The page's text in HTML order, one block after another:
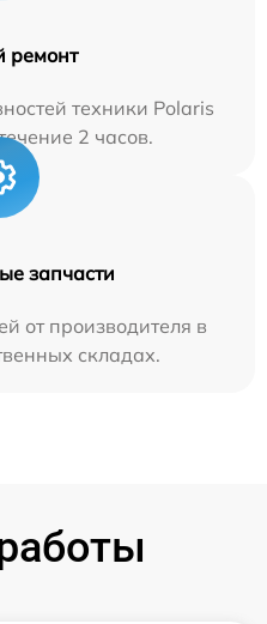
ремонт
техники Polaris
2 часов.
запчасти
от производителя в
складах.